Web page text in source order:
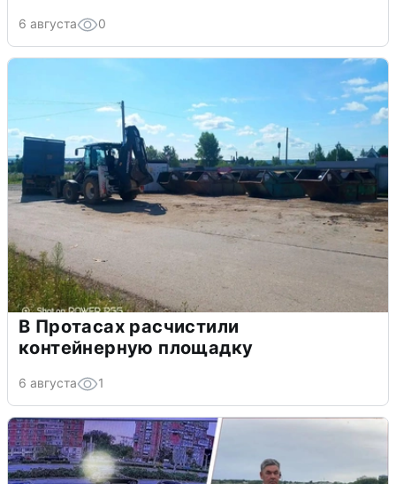
6 августа 0
В Протасах расчистили
контейнерную площадку
6 августа 1